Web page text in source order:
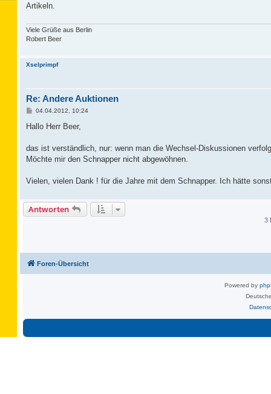
r
Artikeln.
Viele Grüße aus Berlin
Robert Beer
Xselprimpf
Re: Andere Auktionen
B
i
a
04.04.2012, 10:24
Hallo Herr Beer,
das ist verständlich, nur: wenn man die Wechsel-Diskussionen
Möchte mir den Schnapper nicht abgewöhnen.
Vielen, vielen Dank ! für die Jahre mit dem Schnapper. Ich hätte
Antworten
3
Foren-Übersicht
Powered by